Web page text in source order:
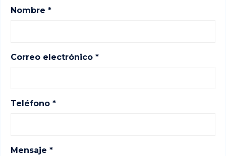
Nombre *
Correo electrónico *
Teléfono *
Mensaje *